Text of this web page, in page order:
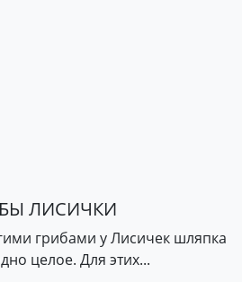
ЛИСИЧКИ
грибами у Лисичек шляпка
целое. Для этих...